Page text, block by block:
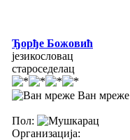
Ђорђе Божовић
језикословац
староседелац
Ван мреже
Пол:
Организација: